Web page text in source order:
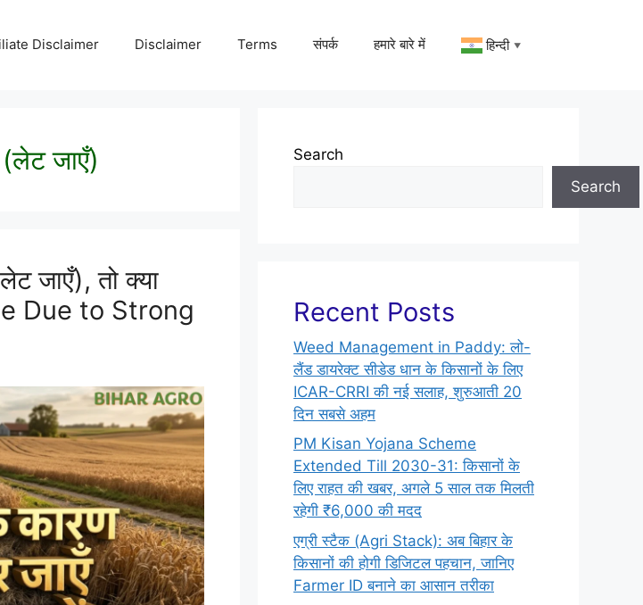
Disclaimer Disclaimer Terms संपर्क हमारे बारे में हिन्दी ▼
जाएँ)
जाएँ), तो क्या
Due to Strong
Search
Search
Recent Posts
Weed Management in Paddy: लो-
लैंड डायरेक्ट सीडेड धान के किसानों के लिए
ICAR-CRRI की नई सलाह, शुरुआती 20
दिन सबसे अहम
PM Kisan Yojana Scheme
Extended Till 2030-31: किसानों के
लिए राहत की खबर, अगले 5 साल तक मिलती
रहेगी ₹6,000 की मदद
एग्री स्टैक (Agri Stack): अब बिहार के
किसानों की होगी डिजिटल पहचान, जानिए
Farmer ID बनाने का आसान तरीका